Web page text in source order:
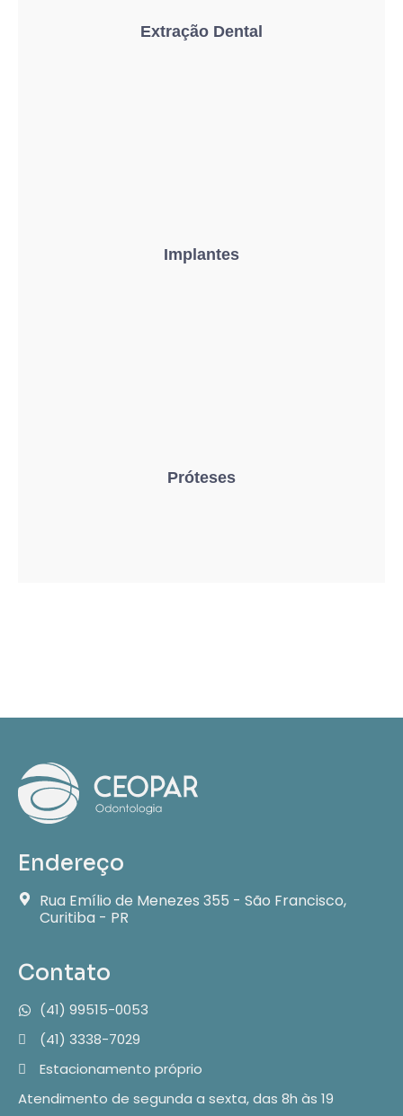
Extração Dental
Implantes
Próteses
Endereço
Rua Emílio de Menezes 355 - São Francisco,
Curitiba - PR
Contato
(41) 99515-0053
(41) 3338-7029
Estacionamento próprio
Atendimento de segunda a sexta, das 8h às 19